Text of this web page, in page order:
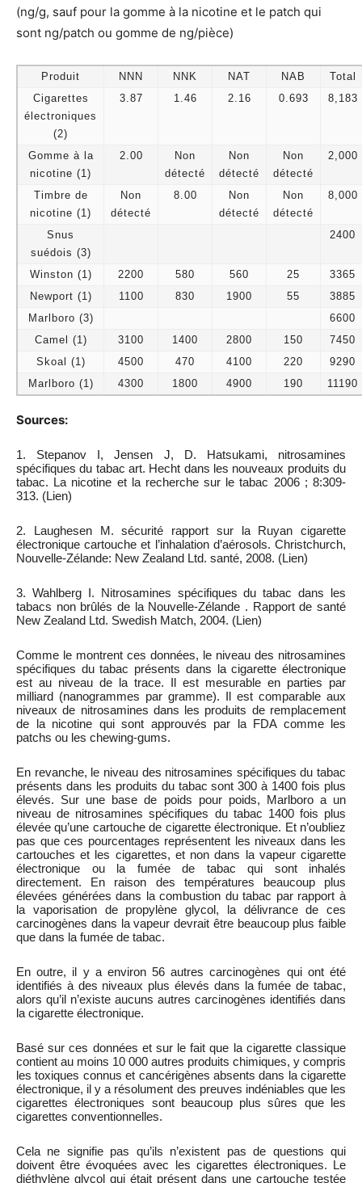
(ng/g, sauf pour la gomme à la nicotine et le patch qui
sont ng/patch ou gomme de ng/pièce)
Produit NNN NNK NAT NAB
Total
Cigarettes
électroniques
(2)
3.87 1.46 2.16 0.693 8,183
Gomme à la
nicotine (1)
2.00
Non
détecté
Non
détecté
Non
détecté
2,000
Timbre de
nicotine (1)
Non
détecté
8.00
Non
détecté
Non
détecté
8,000
Snus
suédois (3)
2400
Winston (1) 2200 580 560 25
3365
Newport (1)
1100 830 1900 55
3885
Marlboro (3)
6600
Camel (1)
3100 1400 2800 150
7450
Skoal (1)
4500 470 4100 220
9290
Marlboro (1)
4300 1800 4900 190 11190
Sources:
1. Stepanov I, Jensen J, D. Hatsukami, nitrosamines
spécifiques du tabac art. Hecht dans les nouveaux produits du
tabac. La nicotine et la recherche sur le tabac 2006 ; 8:309-
313. (Lien)
2. Laughesen M. sécurité rapport sur la Ruyan cigarette
électronique cartouche et l’inhalation d’aérosols. Christchurch,
Nouvelle-Zélande: New Zealand Ltd. santé, 2008. (Lien)
3. Wahlberg I. Nitrosamines spécifiques du tabac dans les
tabacs non brûlés de la Nouvelle-Zélande . Rapport de santé
New Zealand Ltd. Swedish Match, 2004. (Lien)
Comme le montrent ces données, le niveau des nitrosamines
spécifiques du tabac présents dans la cigarette électronique
est au niveau de la trace. Il est mesurable en parties par
milliard (nanogrammes par gramme). Il est comparable aux
niveaux de nitrosamines dans les produits de remplacement
de la nicotine qui sont approuvés par la FDA comme les
patchs ou les chewing-gums.
En revanche, le niveau des nitrosamines spécifiques du tabac
présents dans les produits du tabac sont 300 à 1400 fois plus
élevés. Sur une base de poids pour poids, Marlboro a un
niveau de nitrosamines spécifiques du tabac 1400 fois plus
élevée qu’une cartouche de cigarette électronique. Et n’oubliez
pas que ces pourcentages représentent les niveaux dans les
cartouches et les cigarettes, et non dans la vapeur cigarette
électronique ou la fumée de tabac qui sont inhalés
directement. En raison des températures beaucoup plus
élevées générées dans la combustion du tabac par rapport à
la vaporisation de propylène glycol, la délivrance de ces
carcinogènes dans la vapeur devrait être beaucoup plus faible
que dans la fumée de tabac.
En outre, il y a environ 56 autres carcinogènes qui ont été
identifiés à des niveaux plus élevés dans la fumée de tabac,
alors qu’il n’existe aucuns autres carcinogènes identifiés dans
la cigarette électronique.
Basé sur ces données et sur le fait que la cigarette classique
contient au moins 10 000 autres produits chimiques, y compris
les toxiques connus et cancérigènes absents dans la cigarette
électronique, il y a résolument des preuves indéniables que les
cigarettes électroniques sont beaucoup plus sûres que les
cigarettes conventionnelles.
Cela ne signifie pas qu’ils n’existent pas de questions qui
doivent être évoquées avec les cigarettes électroniques. Le
diéthylène glycol qui était présent dans une cartouche testée